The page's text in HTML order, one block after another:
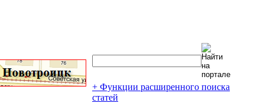
+ Функции расширенного поиска
статей